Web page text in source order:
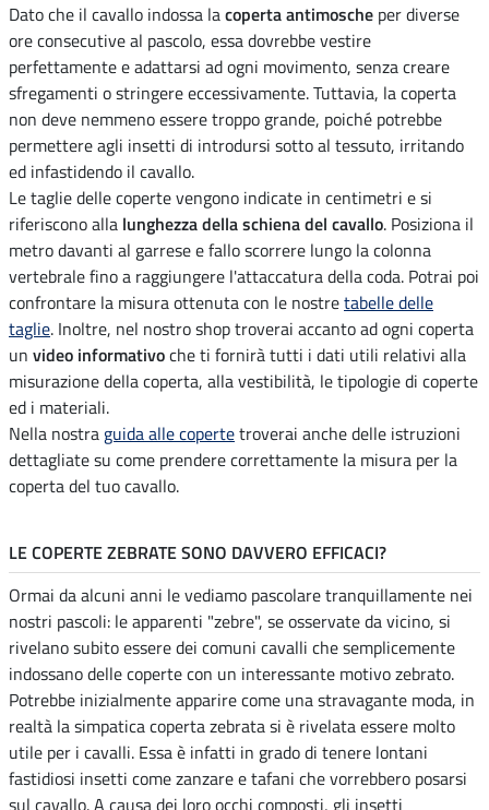
Dato che il cavallo indossa lacoperta antimosche per diverse
ore consecutive al pascolo, essa dovrebbe vestire
perfettamente e adattarsi ad ogni movimento, senza creare
sfregamenti o stringere eccessivamente. Tuttavia, la coperta
non deve nemmeno essere troppo grande, poiché potrebbe
permettere agli insetti di introdursi sotto al tessuto, irritando
ed infastidendo il cavallo.
Le taglie delle coperte vengono indicate in centimetri e si
riferiscono alla lunghezza della schiena del cavallo. Posiziona il
metro davanti al garrese e fallo scorrere lungo la colonna
vertebrale fino a raggiungere l'attaccatura della coda. Potrai poi
confrontare la misura ottenuta con le nostretabelle delle
taglie. Inoltre, nel nostro shop troverai accanto ad ogni coperta
un video informativoche ti fornirà tutti i dati utili relativi alla
misurazione della coperta, alla vestibilità, le tipologie di coperte
ed i materiali.
Nella nostra guida alle copertetroverai anche delle istruzioni
dettagliate su come prendere correttamente la misura per la
coperta del tuo cavallo.
LE COPERTE ZEBRATE SONO DAVVERO EFFICACI?
Ormai da alcuni anni le vediamo pascolare tranquillamente nei
nostri pascoli: le apparenti "zebre", se osservate da vicino, si
rivelano subito essere dei comuni cavalli che semplicemente
indossano delle coperte con un interessante motivo zebrato.
Potrebbe inizialmente apparire come una stravagante moda, in
realtà la simpatica coperta zebrata si è rivelata essere molto
utile per i cavalli. Essa è infatti in grado di tenere lontani
fastidiosi insetti come zanzare e tafani che vorrebbero posarsi
sul cavallo. A causa dei loro occhi composti, gli insetti